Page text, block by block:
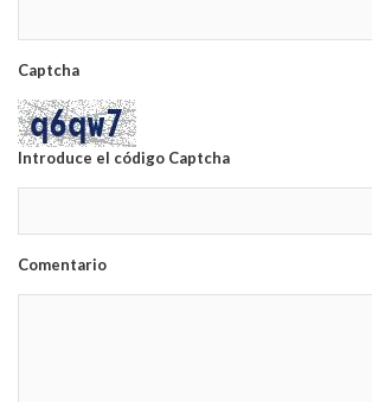
Captcha
Introduce el código Captcha
Comentario